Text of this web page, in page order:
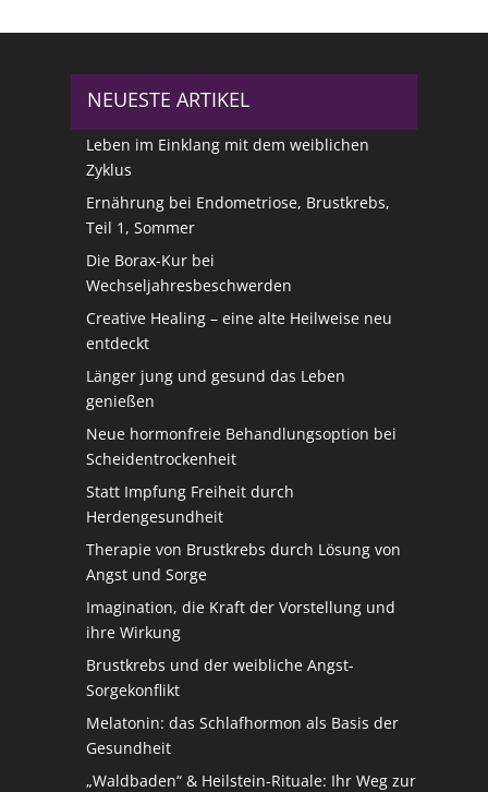
NEUESTE ARTIKEL
Leben im Einklang mit dem weiblichen
Zyklus
Ernährung bei Endometriose, Brustkrebs,
Teil 1, Sommer
Die Borax-Kur bei
Wechseljahresbeschwerden
Creative Healing – eine alte Heilweise neu
entdeckt
Länger jung und gesund das Leben
genießen
Neue hormonfreie Behandlungsoption bei
Scheidentrockenheit
Statt Impfung Freiheit durch
Herdengesundheit
Therapie von Brustkrebs durch Lösung von
Angst und Sorge
Imagination, die Kraft der Vorstellung und
ihre Wirkung
Brustkrebs und der weibliche Angst-
Sorgekonflikt
Melatonin: das Schlafhormon als Basis der
Gesundheit
„Waldbaden“ & Heilstein-Rituale: Ihr Weg zur